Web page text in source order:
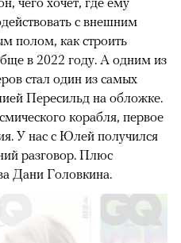
с внешним
полом, как строить
в 2022 году. А одним из
стал один из самых
Пересильд на обложке.
корабля, первое
У нас с Юлей получился
разговор. Плюс
Дани Головкина.